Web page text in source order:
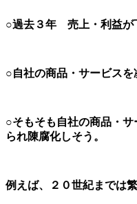
○過去３年 売上・利益が
○自社の商品・サービスを
○そもそも自社の商品・
られ陳腐化しそう。
例えば、２０世紀までは